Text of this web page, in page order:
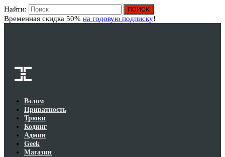
Найти:
Временная скидка 50% на годовую подписку!
Взлом
Приватность
Трюки
Кодинг
Админ
Geek
Магазин